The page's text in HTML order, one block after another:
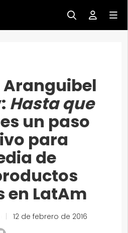
Aranguibel
Hasta que
un paso
para
de
en LatAm
12 de febrero de 2016